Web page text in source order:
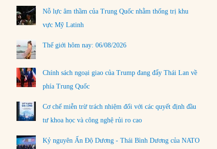
Nỗ lực âm thầm của Trung Quốc nhằm thống trị khu
vực Mỹ Latinh
Thế giới hôm nay: 06/08/2026
Chính sách ngoại giao của Trump đang đẩy Thái Lan về
phía Trung Quốc
Cơ chế miễn trừ trách nhiệm đối với các quyết định đầu
tư khoa học và công nghệ rủi ro cao
Kỷ nguyên Ấn Độ Dương - Thái Bình Dương của NATO